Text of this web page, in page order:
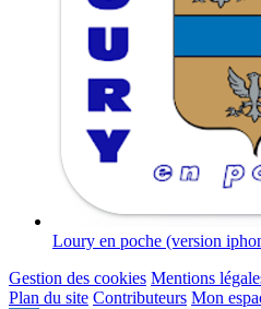
Loury en poche (version
Gestion des cookies Mentions
Plan du site Contributeurs Mon